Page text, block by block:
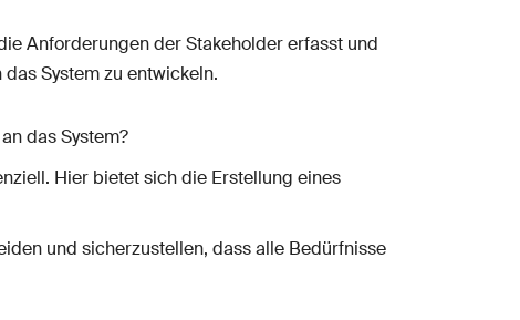
Anforderungen der Stakeholder erfasst und
System zu entwickeln.
das System?
Hier bietet sich die Erstellung eines
und sicherzustellen, dass alle Bedürfnisse